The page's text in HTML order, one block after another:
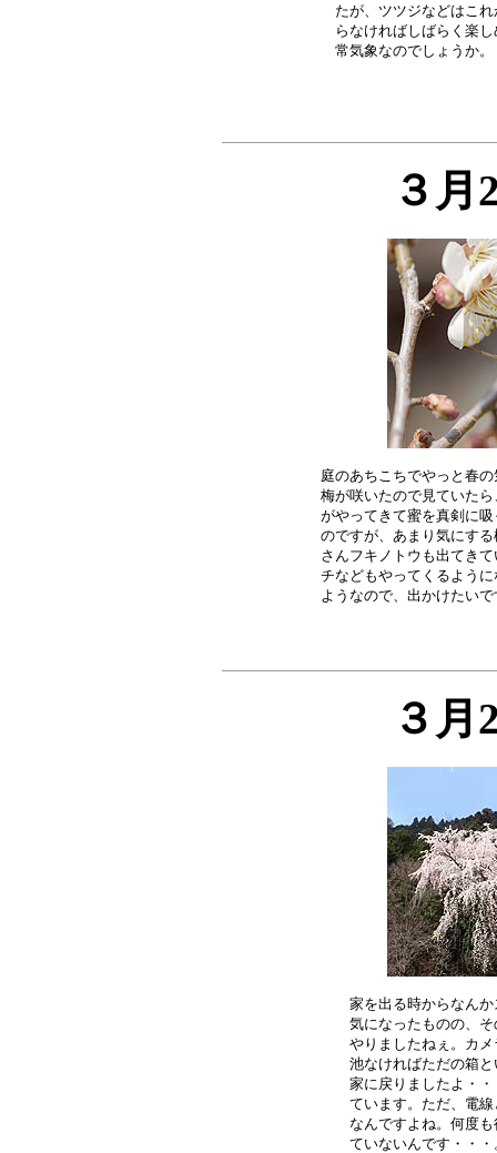
たが、ツツジなどはこ
らなければしばらく楽
３月
庭のあちこちでやっと春
梅が咲いたので見ていた
がやってきて蜜を真剣に
のですが、あまり気にす
さんフキノトウも出てき
チなどもやってくるよう
３月
家を出る時からなん
気になったものの、
やりましたねぇ。カ
池なければただの箱
家に戻りましたよ・
ています。ただ、電
なんですよね。何度